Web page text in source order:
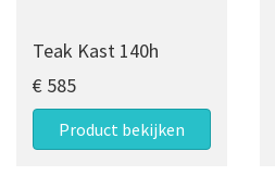
Teak Kast 140h
€ 585
Product bekijken